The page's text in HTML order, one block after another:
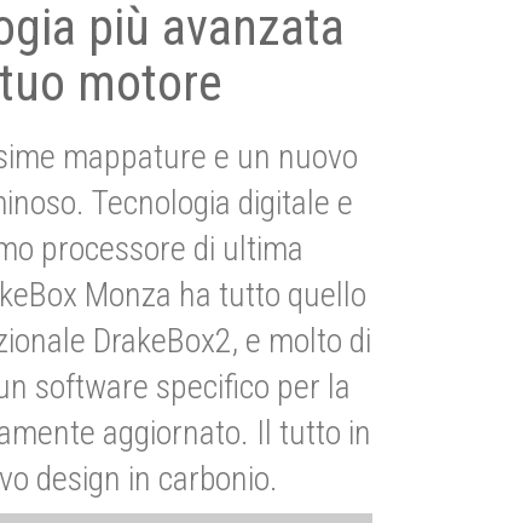
più avanzata
motore
mappature e un nuovo
Tecnologia digitale e
processore di ultima
Monza ha tutto quello
DrakeBox2, e molto di
software specifico per la
aggiornato. Il tutto in
design in carbonio.